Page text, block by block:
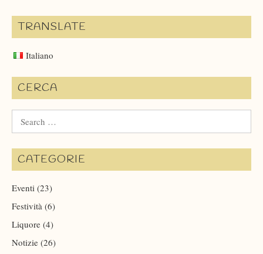
TRANSLATE
Italiano
CERCA
for:
CATEGORIE
Eventi (23)
Festività (6)
Liquore (4)
Notizie (26)